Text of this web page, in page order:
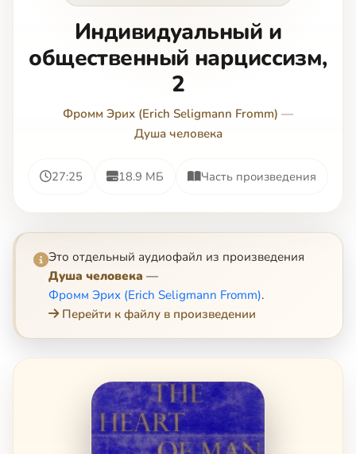
Индивидуальный и
общественный нарциссизм,
2
Фромм Эрих (Erich Seligmann Fromm) —
Душа человека
27:25 18.9 МБ Часть произведения
Это отдельный аудиофайл из произведения
Душа человека —
Фромм Эрих (Erich Seligmann Fromm).
Перейти к файлу в произведении